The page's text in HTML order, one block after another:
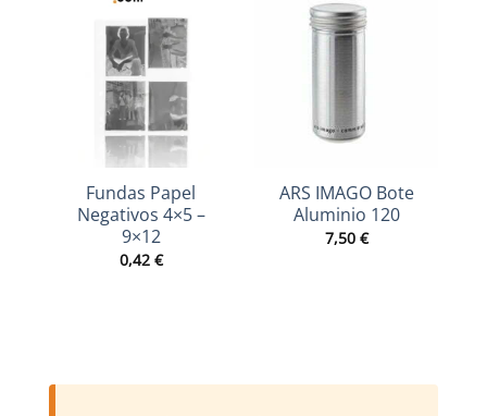
Fundas Papel
Negativos 4×5 –
9×12
0,42 €
ARS IMAGO Bote
Aluminio 120
7,50 €